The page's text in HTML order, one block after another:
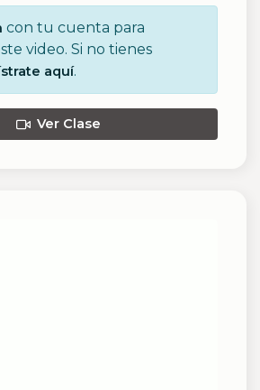
con tu cuenta para
video. Si no tienes
aquí.
Ver Clase